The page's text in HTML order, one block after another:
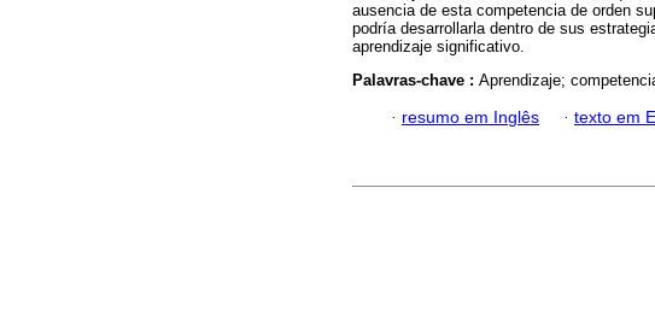
ausencia de esta competencia de orden
podría desarrollarla dentro de sus
aprendizaje significativo.
Palavras-chave : Aprendizaje;
· resumo em Inglês · texto em